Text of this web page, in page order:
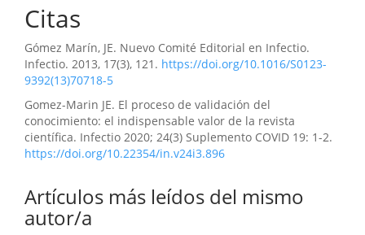
Citas
Gómez Marín, JE. Nuevo Comité Editorial en Infectio.
Infectio. 2013, 17(3), 121. https://doi.org/10.1016/S0123-
9392(13)70718-5
Gomez-Marin JE. El proceso de validación del
conocimiento: el indispensable valor de la revista
científica. Infectio 2020; 24(3) Suplemento COVID 19: 1-2.
https://doi.org/10.22354/in.v24i3.896
Artículos más leídos del mismo
autor/a